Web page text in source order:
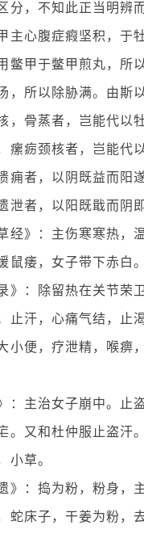
分，不知此正当明辨
主心腹症瘕坚积，于
鳖甲于鳖甲煎丸，所
，所以除胁满。由斯
，骨蒸者，岂能代以
瘰疬颈核者，岂能代
痈者，以阴既益而阳
泄者，以阳既戢而阴
经》：主伤寒寒热，
鼠痿，女子带下赤白
》：除留热在关节荣
止汗，心痛气结，止
小便，疗泄精，喉痹
：主治女子崩中。止
。又和杜仲服止盗汗
小草。
》：捣为粉，粉身，
蛇床子，干姜为粉，